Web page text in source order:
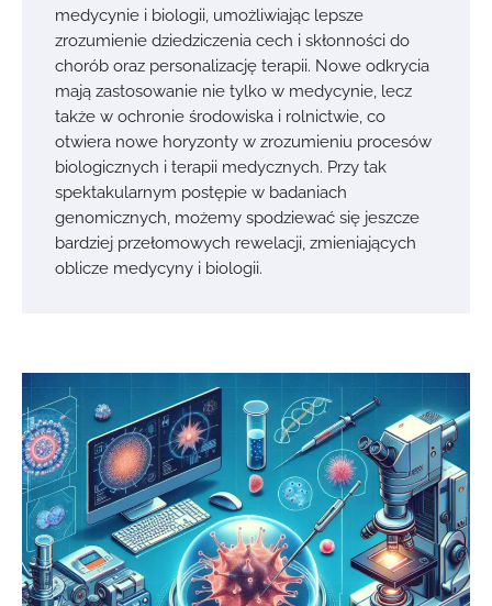
medycynie i biologii, umożliwiając lepsze
zrozumienie dziedziczenia cech i skłonności do
chorób oraz personalizację terapii. Nowe odkrycia
mają zastosowanie nie tylko w medycynie, lecz
także w ochronie środowiska i rolnictwie, co
otwiera nowe horyzonty w zrozumieniu procesów
biologicznych i terapii medycznych. Przy tak
spektakularnym postępie w badaniach
genomicznych, możemy spodziewać się jeszcze
bardziej przełomowych rewelacji, zmieniających
oblicze medycyny i biologii.